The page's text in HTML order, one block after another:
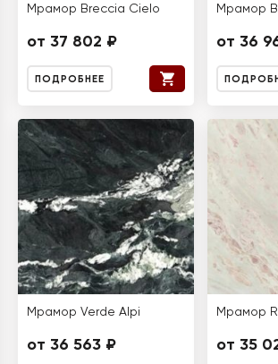
Мрамор Breccia Cielo
от 37 802 ₽
ПОДРОБНЕЕ
Мрамор
от 36
Мрамор Verde Alpi
от 36 563 ₽
Мрамор
от 35